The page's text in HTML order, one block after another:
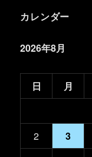
カレンダー
2026年8月
日 月
2
3